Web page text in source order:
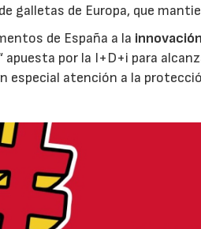
galletas de Europa, que
de España a la innovación
apuesta por la I+D+i para
especial atención a la